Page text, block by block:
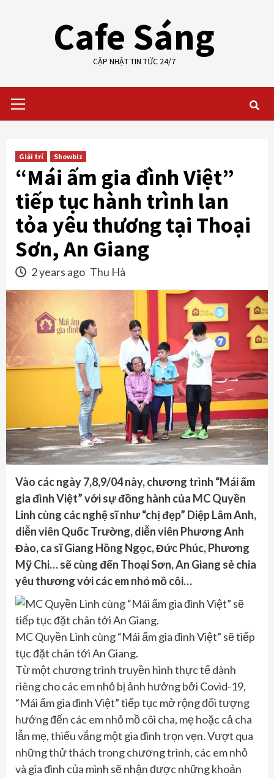
Cafe Sáng
CẬP NHẬT TIN TỨC 24/7
Menu
Giải trí Showbiz
“Mái ấm gia đình Việt”
tiếp tục hành trình lan
tỏa yêu thương tại Thoại
Sơn, An Giang
2 years ago Thu Hà
Vào các ngày 7,8,9/04 này, chương trình “Mái ấm
gia đình Việt” với sự đồng hành của MC Quyền
Linh cùng các nghệ sĩ như “chị đẹp” Diệp Lâm Anh,
diễn viên Quốc Trường, diễn viên Phương Anh
Đào, ca sĩ Giang Hồng Ngọc, Đức Phúc, Phương
Mỹ Chi… sẽ cùng đến Thoại Sơn, An Giang sẻ chia
yêu thương với các em nhỏ mồ côi…
MC Quyền Linh cùng “Mái ấm gia đình Việt” sẽ tiếp
tục đặt chân tới An Giang.
Từ một chương trình truyền hình thực tế dành
riêng cho các em nhỏ bị ảnh hưởng bởi Covid-19,
“Mái ấm gia đình Việt” tiếp tục mở rộng đối tượng
hướng đến các em nhỏ mồ côi cha, mẹ hoặc cả cha
lẫn mẹ, thiếu vắng một gia đình trọn vẹn. Vượt qua
những thử thách trong chương trình, các em nhỏ
và gia đình của mình sẽ nhận được những khoản